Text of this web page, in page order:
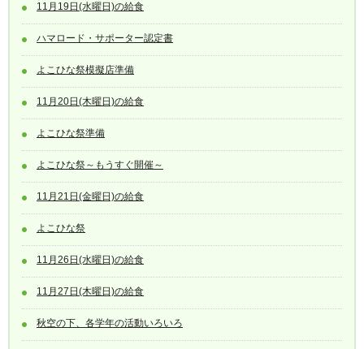
11月19日(水曜日)の給食
ハマロード・サポーター認定書
よこひな祭模擬店準備
11月20日(木曜日)の給食
よこひな祭準備
よこひな祭～もうすぐ開催～
11月21日(金曜日)の給食
よこひな祭
11月26日(水曜日)の給食
11月27日(木曜日)の給食
秋空の下、各学年の活動いろいろ